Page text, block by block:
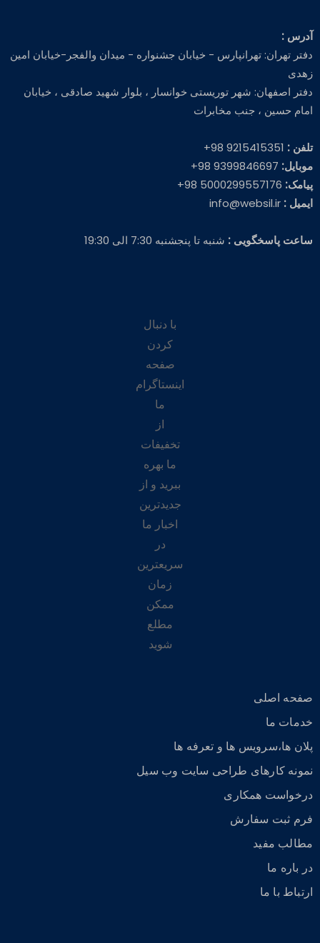
آدرس :
دفتر تهران: تهرانپارس - خیابان جشنواره - میدان والفجر-خیابان امین
زهدی
دفتر اصفهان: شهر توریستی خوانسار ، بلوار شهید صادقی ، خیابان
امام حسین ، جنب مخابرات
تلفن :
موبایل:
پیامک:
ایمیل :
ساعت پاسخگویی : شنبه تا پنجشنبه 7:30 الی 19:30
با دنبال
کردن
صفحه
اینستاگرام
ما
از
تخفیفات
ما بهره
ببرید و از
جدیدترین
اخبار ما
در
سریعترین
زمان
ممکن
مطلع
شوید
صفحه اصلی
خدمات ما
پلان ها،سرویس ها و تعرفه ها
نمونه کارهای طراحی سایت وب سیل
درخواست همکاری
فرم ثبت سفارش
مطالب مفید
در باره ما
ارتباط با ما